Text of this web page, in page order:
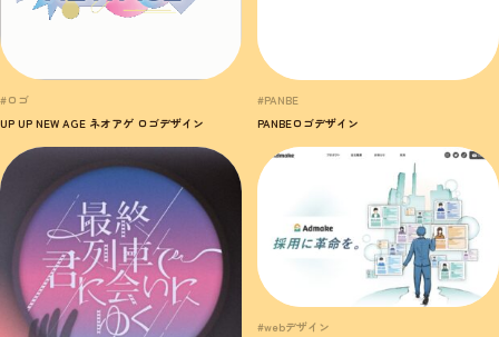
#ロゴ
UP UP NEW AGE ネオアゲ ロゴデザイン
#PANBE
PANBEロゴデザイン
#webデザイン